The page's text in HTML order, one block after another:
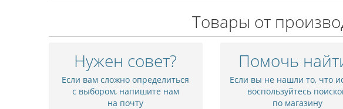
Товары от
Нужен совет?
Если вам сложно определиться
с выбором, напишите нам
на почту
Помочь
Если вы не нашли то, что
воспользуйтесь
по магазину